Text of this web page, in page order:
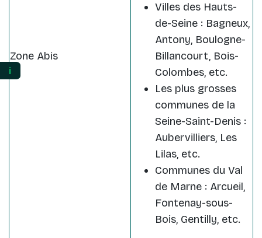
Zone Abis
Villes des Hauts-
de-Seine : Bagneux,
Antony, Boulogne-
Billancourt, Bois-
Colombes, etc.
Les plus grosses
communes de la
Seine-Saint-Denis :
Aubervilliers, Les
Lilas, etc.
Communes du Val
de Marne : Arcueil,
Fontenay-sous-
Bois, Gentilly, etc.
ℹ️